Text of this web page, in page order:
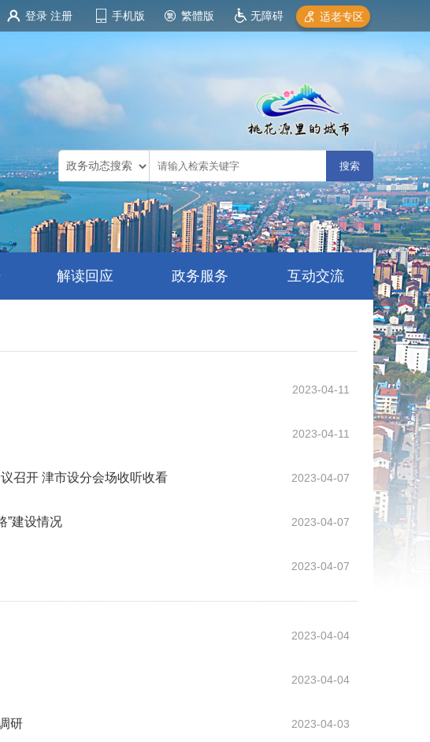
登录 注册 手机版 繁體版 无障碍 适老专区
解读回应 政务服务 互动交流
2023-04-11
2023-04-11
2023-04-07
召开 津市设分会场收听收看
2023-04-07
”建设情况
2023-04-07
2023-04-04
2023-04-04
2023-04-03
研